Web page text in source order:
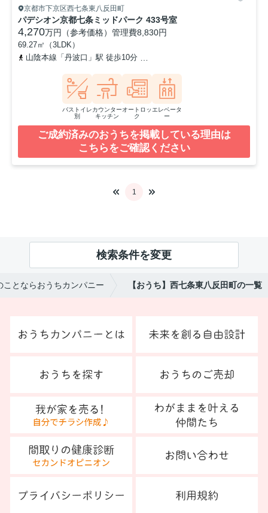
京都市下京区西七条東八反田町
パデシオン京都七条ミッドパーク 433号室
4,270万円（参考価格） 管理費8,830円
69.27㎡（3LDK）
山陰本線「丹波口」駅 徒歩10分
バストイレ
別
カウンター
キッチン
オートロッ
ク
エレベータ
ー
ご成約済みのおうちを掲載している理由は
こちらをご確認ください
1
検索条件を変更
ことならおうちカンパニー 【おうち】西七条東八反田町の一覧